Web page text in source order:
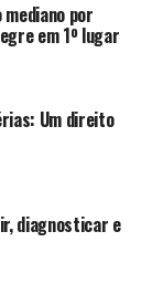
por
em 1º lugar
Um direito
diagnosticar e